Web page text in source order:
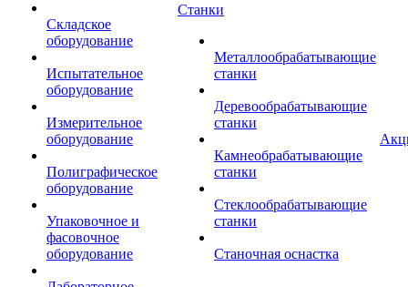
Складское
оборудование
Испытательное
оборудование
Измерительное
оборудование
Полиграфическое
оборудование
Упаковочное и
фасовочное
оборудование
Станки
Металлообрабатывающие
станки
Деревообрабатывающие
станки
Камнеобрабатывающие
станки
Стеклообрабатывающие
станки
Станочная оснастка